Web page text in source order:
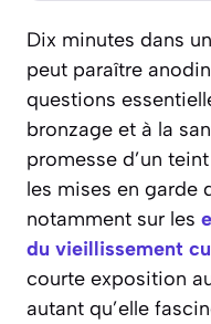
Dix minutes dans
peut paraître
questions
bronzage et à la
promesse d’un
les mises en garde
notamment sur les
du vieillissement
courte exposition
autant qu’elle